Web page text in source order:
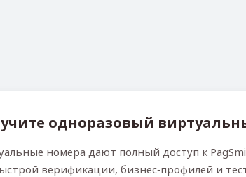
одноразовый
номера дают полный доступ к
верификации, бизнес‑профилей и